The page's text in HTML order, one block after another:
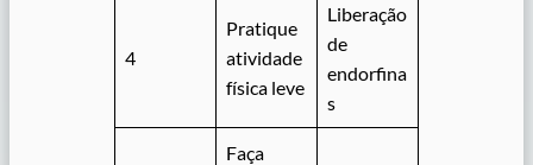
4
Pratique
atividade
física leve
Liberação
de
endorfina
s
Faça